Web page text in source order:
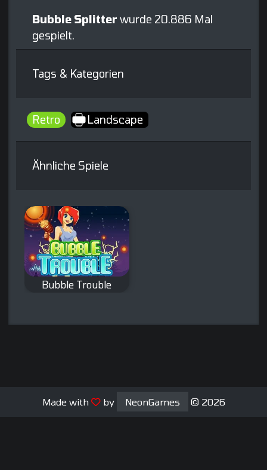
Bubble Splitter wurde 20.886 Mal
gespielt.
Tags & Kategorien
Retro Landscape
Ähnliche Spiele
Bubble Trouble
Made with by NeonGames © 2026